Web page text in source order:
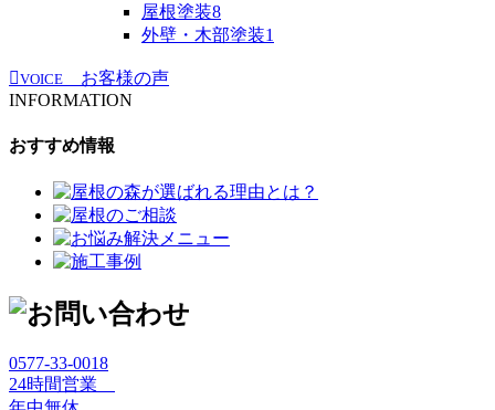
屋根塗装8
外壁・木部塗装1
VOICE
お客様の声
INFORMATION
おすすめ情報
0577-33-0018
24時間営業